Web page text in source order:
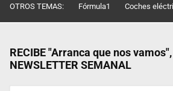
OTROS TEMAS: Fórmula1 Coches
RECIBE "Arranca que nos
NEWSLETTER SEMANAL